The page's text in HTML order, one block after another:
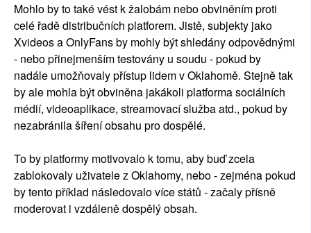
Mohlo by to také vést k žalobám nebo obviněním proti
celé řadě distribučních platforem. Jistě, subjekty jako
Xvideos a OnlyFans by mohly být shledány odpovědnými
- nebo přinejmenším testovány u soudu - pokud by
nadále umožňovaly přístup lidem v Oklahomě. Stejně tak
by ale mohla být obviněna jakákoli platforma sociálních
médií, videoaplikace, streamovací služba atd., pokud by
nezabránila šíření obsahu pro dospělé.
To by platformy motivovalo k tomu, aby buď zcela
zablokovaly uživatele z Oklahomy, nebo - zejména pokud
by tento příklad následovalo více států - začaly přísně
moderovat i vzdáleně dospělý obsah.